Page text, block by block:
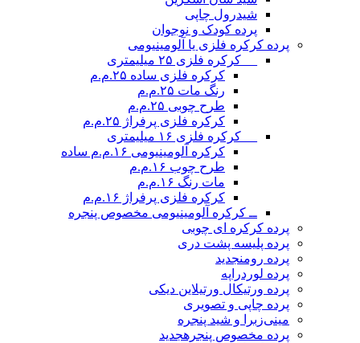
شیدرول چاپی
پرده کودک و نوجوان
پرده کرکره فلزی یا آلومینیومی
__ کرکره فلزی ۲۵ میلیمتری
کرکره فلزی ساده ۲۵.م.م
رنگ مات ۲۵.م.م
طرح چوبی ۲۵.م.م
کرکره فلزی پرفراژ ۲۵.م.م
__ کرکره فلزی ۱۶ میلیمتری
کرکره آلومینیومی ۱۶.م.م ساده
طرح چوب ۱۶.م.م
مات رنگ ۱۶.م.م
کرکره فلزی پرفراژ ۱۶.م.م
ــ کرکره آلومینیومی مخصوص پنجره
پرده کرکره ای چوبی
پرده پلیسه پشت دری
پرده رومنجدید
پرده لوردراپه
پرده ورتیکال ورتیلاین دیکی
پرده چاپی و تصویری
مینی‌زبرا و شید پنجره
پرده مخصوص پنجره جدید